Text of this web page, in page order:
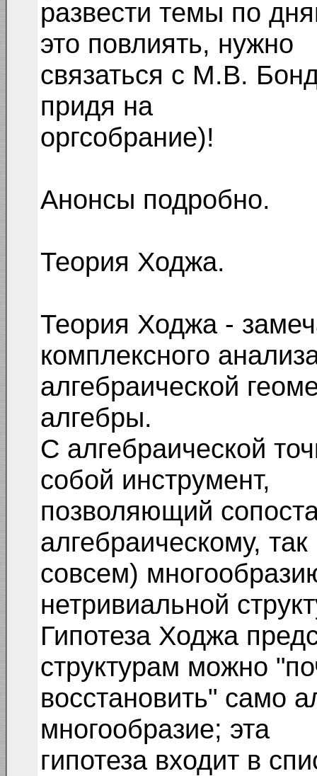
развести темы по
это повлиять, нужно
связаться с М.В.
придя на
оргсобрание)!
Анонсы подробно.
Теория Ходжа.
Теория Ходжа -
комплексного
алгебраической
алгебры.
С алгебраической
собой инструмент,
позволяющий
алгебраическому,
совсем)
нетривиальной
Гипотеза Ходжа
структурам можно
восстановить" само
многообразие; эта
гипотеза входит в